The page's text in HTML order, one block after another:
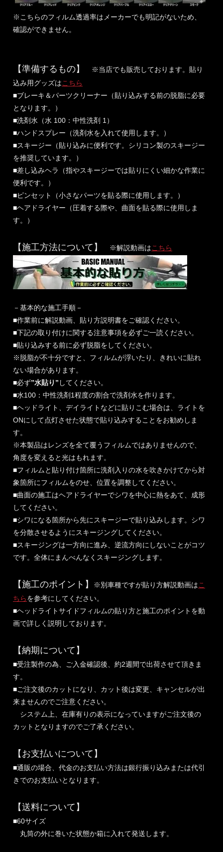
※こちらのフィルム透過率はメーカーでも明記がないため、
確認ができません。
【準備するもの】
※当店でも販売しております。貼り
込み用グッズはこちら
■ブレーキ＆パーツクリーナー（貼り込みする前の脱脂に必要
となります。）
■洗剤水（水 100：中性洗剤 1）
■ハンドスプレー（洗剤水を入れて使用します。）
■スキージー（貼り込みに便利です。シリコン製のスキージー
を推奨しています。）
■差し込みヘラ（指やスキージーでは貼りにくい細かな作業に
便利です。）
■ピンセット（小さなパーツを貼る際に使用します。）
■ヘアドライヤー（圧着する際や、曲面を貼る際に使用しま
す。）
【施工方法について】 ※解説動画はこちら
－基本的な施工手順－
■作業前に解説動画、貼り方説明書をご確認ください。
■下記の取り付けに関する注意事項を必ずご一読ください。
■貼り込みする前に必ず脱脂をしてください。
※脱脂が不十分ですと、フィルムが浮いたり、きれいに貼れ
ない場合があります。
■必ず”水貼り” してください。
■水100：中性洗剤1程度の割合で洗剤水を作ります。
■ヘッドライト、デイライトなどに貼りこむ場合は、ライトを
ONにして点灯させた状態で貼り込みすることをお勧めしま
す。
※本製品はレンズを全て覆うフィルムではありませんので、
角度を変えると光はもれます。
■フィルムと貼り付け箇所に洗剤入りの水を吹きかけてから対
象箇所にフィルムをのせ、位置を調整してください。
■曲面の施工はヘアドライヤーでシワを中心に熱をあて、成形
してください。
■シワになる箇所から先にスキージーで貼り込みします。シワ
を分散させるようにスキージングしてください。
■スキージングは一方向に進み、逆流方向にしないことがコツ
です。全体にまんべんなくスキージングします。
【施工のポイント】 ※別車種ですが貼り方解説動画はこ
ちらを参考にしてください。
■ヘッドライトサイドフィルムの貼り方と施工のポイントを動
画で詳しく説明しております。
【納期について】
■受注製作の為、ご入金確認後、約2週間で出荷させて頂きま
す。
■ご注文後のカットになり、カット後は変更、キャンセルが出
来ませんのでご注意ください。
システム上、在庫有りの表示になっていますがご注文後の
カットとなりますのでご了承ください。
【お支払いについて】
■通販の場合、代金のお支払い方法は銀行振り込みまたは代引
きでのお支払いとなります。
【送料について】
■60サイズ
丸筒の外に巻いた状態か箱に入れて発送します。